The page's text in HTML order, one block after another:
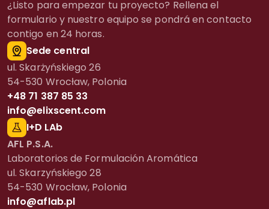
¿Listo para empezar tu proyecto? Rellena el
formulario y nuestro equipo se pondrá en contacto
contigo en 24 horas.
Sede central
ul. Skarżyńskiego 26
54-530 Wrocław, Polonia
+48 71 387 85 33
info@elixscent.com
I+D LAb
AFL P.S.A.
Laboratorios de Formulación Aromática
ul. Skarzyńskiego 28
54-530 Wrocław, Polonia
info@aflab.pl